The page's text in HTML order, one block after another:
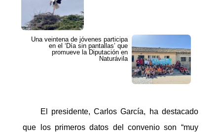
Una veintena de jóvenes participa
en el ‘Día sin pantallas’ que
promueve la Diputación en
Naturávila
El presidente, Carlos García, ha destacado
que los primeros datos del convenio son “muy